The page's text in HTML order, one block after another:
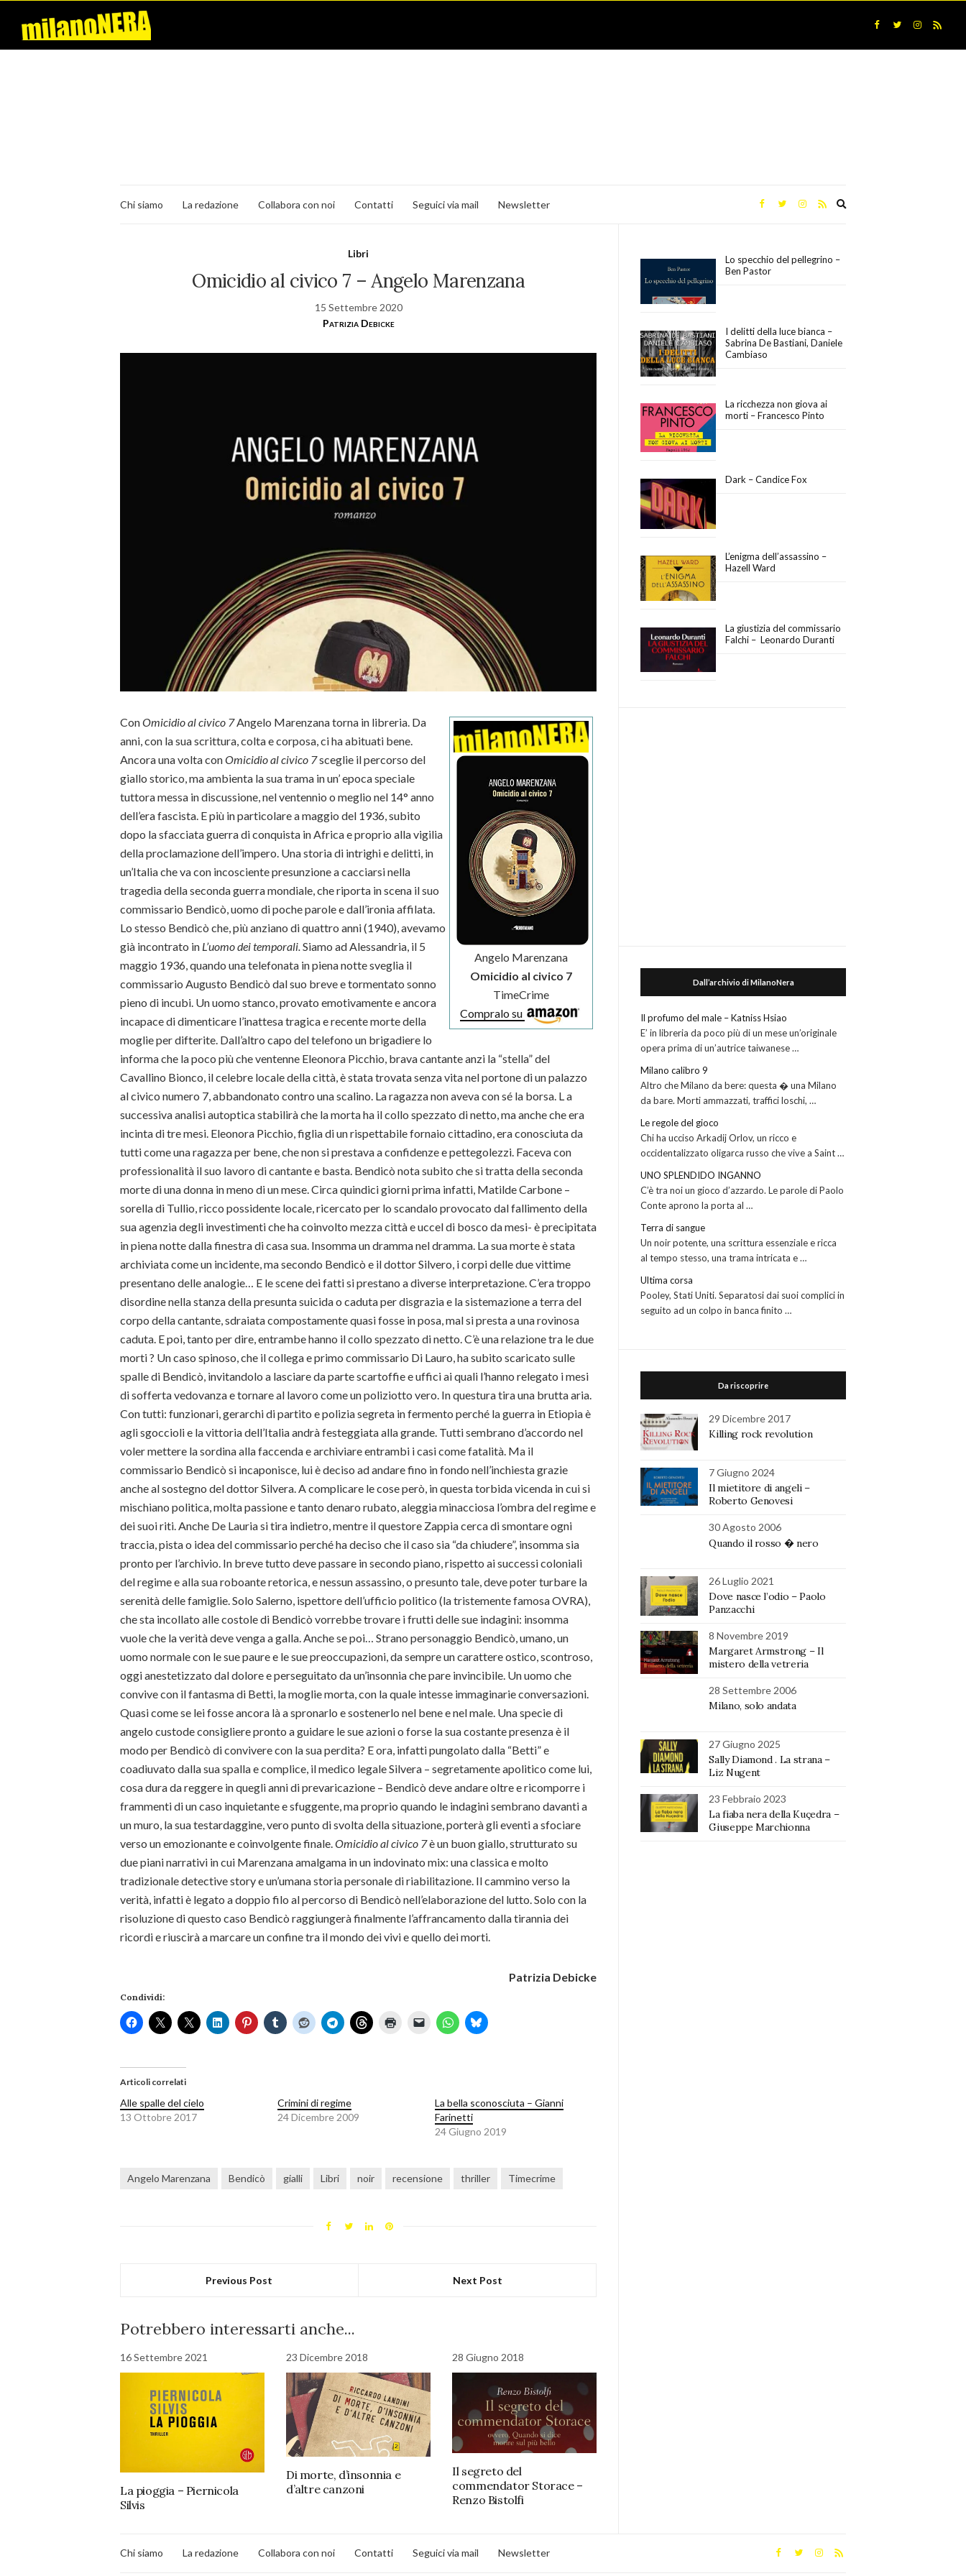
Chi siamo La redazione Collabora con noi Contatti Seguici via mail Newsletter
Libri
Omicidio al civico 7 – Angelo Marenzana
15 Settembre 2020
Patrizia Debicke
Angelo Marenzana
Omicidio al civico 7
TimeCrime
Compralo su
ConOmicidio al civico 7Angelo Marenzana torna in libreria. Da
anni, con la sua scrittura, colta e corposa, ci ha abituati bene.
Ancora una volta conOmicidio al civico 7sceglie il percorso del
giallo storico, ma ambienta la sua trama in un’ epoca speciale
tuttora messa in discussione, nel ventennio o meglio nel 14° anno
dell’era fascista. E più in particolare a maggio del 1936, subito
dopo la sfacciata guerra di conquista in Africa e proprio alla vigilia
della proclamazione dell’impero. Una storia di intrighi e delitti, in
un’Italia che va con incosciente presunzione a cacciarsi nella
tragedia della seconda guerra mondiale, che riporta in scena il suo
commissario Bendicò, uomo di poche parole e dall’ironia affilata.
Lo stesso Bendicò che, più anziano di quattro anni (1940), avevamo
già incontrato in L’uomo dei temporali.Siamo ad Alessandria, il 5
maggio 1936, quando una telefonata in piena notte sveglia il
commissario Augusto Bendicò dal suo breve e tormentato sonno
pieno di incubi. Un uomo stanco, provato emotivamente e ancora
incapace di dimenticare l’inattesa tragica e recente morte della
moglie per difterite. Dall’altro capo del telefono un brigadiere lo
informa che la poco più che ventenne Eleonora Picchio, brava cantante anzi la “stella” del
Cavallino Bionco, il celebre locale della città, è stata trovata senza vita nel portone di un palazzo
al civico numero 7, abbandonato contro una scalino. La ragazza non aveva con sé la borsa. L a
successiva analisi autoptica stabilirà che la morta ha il collo spezzato di netto, ma anche che era
incinta di tre mesi. Eleonora Picchio, figlia di un rispettabile fornaio cittadino, era conosciuta da
tutti come una ragazza per bene, che non si prestava a confidenze e pettegolezzi. Faceva con
professionalità il suo lavoro di cantante e basta. Bendicò nota subito che si tratta della seconda
morte di una donna in meno di un mese. Circa quindici giorni prima infatti, Matilde Carbone –
sorella di Tullio, ricco possidente locale, ricercato per lo scandalo provocato dal fallimento della
sua agenzia degli investimenti che ha coinvolto mezza città e uccel di bosco da mesi- è precipitata
in piena notte dalla finestra di casa sua. Insomma un dramma nel dramma. La sua morte è stata
archiviata come un incidente, ma secondo Bendicò e il dottor Silvero, i corpi delle due vittime
presentano delle analogie… E le scene dei fatti si prestano a diverse interpretazione. C’era troppo
disordine nella stanza della presunta suicida o caduta per disgrazia e la sistemazione a terra del
corpo della cantante, sdraiata compostamente quasi fosse in posa, mal si presta a una rovinosa
caduta. E poi, tanto per dire, entrambe hanno il collo spezzato di netto. C’è una relazione tra le due
morti ? Un caso spinoso, che il collega e primo commissario Di Lauro, ha subito scaricato sulle
spalle di Bendicò, invitandolo a lasciare da parte scartoffie e uffici ai quali l’hanno relegato i mesi
di sofferta vedovanza e tornare al lavoro come un poliziotto vero. In questura tira una brutta aria.
Con tutti: funzionari, gerarchi di partito e polizia segreta in fermento perché la guerra in Etiopia è
agli sgoccioli e la vittoria dell’Italia andrà festeggiata alla grande. Tutti sembrano d’accordo nel
voler mettere la sordina alla faccenda e archiviare entrambi i casi come fatalità. Ma il
commissario Bendicò si incaponisce, lui è deciso ad andare fino in fondo nell’inchiesta grazie
anche al sostegno del dottor Silvera. A complicare le cose però, in questa torbida vicenda in cui si
mischiano politica, molta passione e tanto denaro rubato, aleggia minacciosa l’ombra del regime e
dei suoi riti. Anche De Lauria si tira indietro, mentre il questore Zappia cerca di smontare ogni
traccia, pista o idea del commissario perché ha deciso che il caso sia “da chiudere”, insomma sia
pronto per l’archivio. In breve tutto deve passare in secondo piano, rispetto ai successi coloniali
del regime e alla sua roboante retorica, e nessun assassino, o presunto tale, deve poter turbare la
serenità delle famiglie. Solo Salerno, ispettore dell’ufficio politico (la tristemente famosa OVRA),
che sta incollato alle costole di Bendicò vorrebbe trovare i frutti delle sue indagini: insomma
vuole che la verità deve venga a galla. Anche se poi… Strano personaggio Bendicò, umano, un
uomo normale con le sue paure e le sue preoccupazioni, da sempre un carattere ostico, scontroso,
oggi anestetizzato dal dolore e perseguitato da un’insonnia che pare invincibile. Un uomo che
convive con il fantasma di Betti, la moglie morta, con la quale intesse immaginarie conversazioni.
Quasi come se lei fosse ancora là a spronarlo e sostenerlo nel bene e nel male. Una specie di
angelo custode consigliere pronto a guidare le sue azioni o forse la sua costante presenza è il
modo per Bendicò di convivere con la sua perdita? E ora, infatti pungolato dalla “Betti” e
coadiuvato dalla sua spalla e complice, il medico legale Silvera – segretamente apolitico come lui,
cosa dura da reggere in quegli anni di prevaricazione – Bendicò deve andare oltre e ricomporre i
frammenti di un caso inquietante e sfuggente, ma proprio quando le indagini sembrano davanti a
un muro, la sua testardaggine, vero punto di svolta della situazione, porterà gli eventi a sfociare
verso un emozionante e coinvolgente finale.Omicidio al civico 7è un buon giallo, strutturato su
due piani narrativi in cui Marenzana amalgama in un indovinato mix: una classica e molto
tradizionale detective story e un’umana storia personale di riabilitazione. Il cammino verso la
verità, infatti è legato a doppio filo al percorso di Bendicò nell’elaborazione del lutto. Solo con la
risoluzione di questo caso Bendicò raggiungerà finalmente l’affrancamento dalla tirannia dei
ricordi e riuscirà a marcare un confine tra il mondo dei vivi e quello dei morti.
Patrizia Debicke
Condividi:
Articoli correlati
Alle spalle del cielo
13 Ottobre 2017
Crimini di regime
24 Dicembre 2009
La bella sconosciuta – Gianni
Farinetti
24 Giugno 2019
Angelo Marenzana Bendicò gialli Libri noir recensione thriller Timecrime
Previous Post Next Post
Potrebbero interessarti anche...
16 Settembre 2021
La pioggia – Piernicola
Silvis
23 Dicembre 2018
Di morte, d’insonnia e
d’altre canzoni
28 Giugno 2018
Il segreto del
commendator Storace –
Renzo Bistolfi
Lo specchio del pellegrino –
Ben Pastor
I delitti della luce bianca –
Sabrina De Bastiani, Daniele
Cambiaso
La ricchezza non giova ai
morti – Francesco Pinto
Dark – Candice Fox
L’enigma dell’assassino –
Hazell Ward
La giustizia del commissario
Falchi – Leonardo Duranti
Dall’archivio di MilanoNera
Il profumo del male – Katniss Hsiao
E’ in libreria da poco più di un mese un’originale
opera prima di un’autrice taiwanese …
Milano calibro 9
Altro che Milano da bere: questa � una Milano
da bare. Morti ammazzati, traffici loschi, …
Le regole del gioco
Chi ha ucciso Arkadij Orlov, un ricco e
occidentalizzato oligarca russo che vive a Saint …
UNO SPLENDIDO INGANNO
C’è tra noi un gioco d’azzardo. Le parole di Paolo
Conte aprono la porta al …
Terra di sangue
Un noir potente, una scrittura essenziale e ricca
al tempo stesso, una trama intricata e …
Ultima corsa
Pooley, Stati Uniti. Separatosi dai suoi complici in
seguito ad un colpo in banca finito …
Da riscoprire
29 Dicembre 2017
Killing rock revolution
7 Giugno 2024
Il mietitore di angeli –
Roberto Genovesi
30 Agosto 2006
Quando il rosso � nero
26 Luglio 2021
Dove nasce l’odio – Paolo
Panzacchi
8 Novembre 2019
Margaret Armstrong – Il
mistero della vetreria
28 Settembre 2006
Milano, solo andata
27 Giugno 2025
Sally Diamond . La strana –
Liz Nugent
23 Febbraio 2023
La fiaba nera della Kuçedra –
Giuseppe Marchionna
Chi siamo La redazione Collabora con noi Contatti Seguici via mail Newsletter